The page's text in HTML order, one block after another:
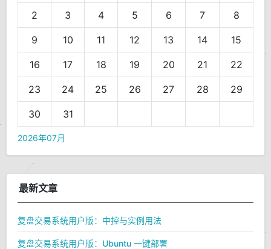
2 3 4 5 6 7 8
9 10 11 12 13 14 15
16 17 18 19 20 21 22
23 24 25 26 27 28 29
30 31
2026年07月
最新文章
复盘交易系统用户版：中控与实例用法
复盘交易系统用户版：Ubuntu 一键部署